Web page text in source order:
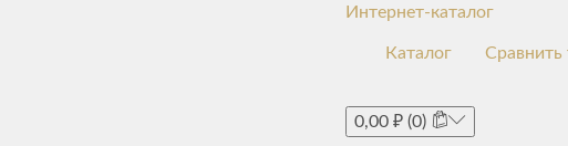
Интернет-каталог
Каталог Сравнить
0,00 ₽ (0)